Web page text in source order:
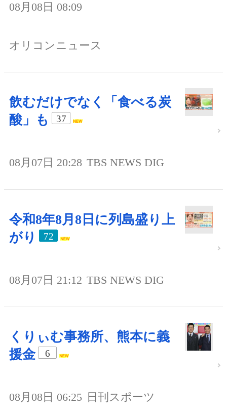
08月08日 08:09
オリコンニュース
飲むだけでなく「食べる炭
酸」も
37
08月07日 20:28 TBS NEWS DIG
令和8年8月8日に列島盛り上
がり
72
08月07日 21:12 TBS NEWS DIG
くりぃむ事務所、熊本に義
援金
6
08月08日 06:25 日刊スポーツ